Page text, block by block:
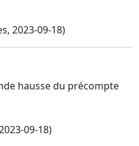
2023-09-18)
hausse du précompte
09-18)